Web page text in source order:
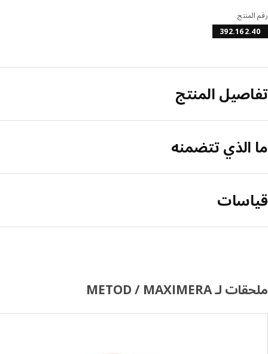
رقم المنتج
392.162.40
تفاصيل المنتج
ما الذي تتضمنه
قياسات
ملحقات لـ METOD / MAXIMERA